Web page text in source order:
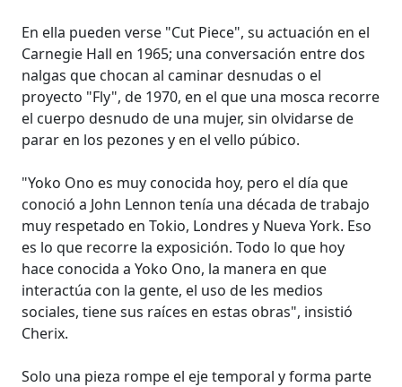
En ella pueden verse "Cut Piece", su actuación en el
Carnegie Hall en 1965; una conversación entre dos
nalgas que chocan al caminar desnudas o el
proyecto "Fly", de 1970, en el que una mosca recorre
el cuerpo desnudo de una mujer, sin olvidarse de
parar en los pezones y en el vello púbico.
"Yoko Ono es muy conocida hoy, pero el día que
conoció a John Lennon tenía una década de trabajo
muy respetado en Tokio, Londres y Nueva York. Eso
es lo que recorre la exposición. Todo lo que hoy
hace conocida a Yoko Ono, la manera en que
interactúa con la gente, el uso de les medios
sociales, tiene sus raíces en estas obras", insistió
Cherix.
Solo una pieza rompe el eje temporal y forma parte